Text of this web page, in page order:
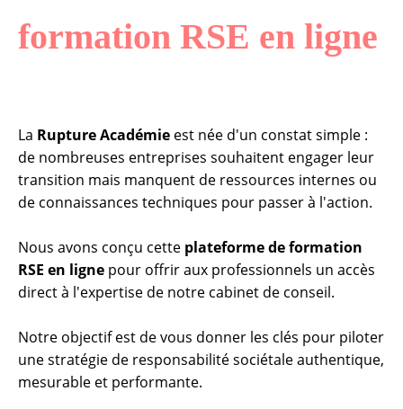
formation RSE en ligne
La Rupture Académie est née d'un constat simple :
de nombreuses entreprises souhaitent engager leur
transition mais manquent de ressources internes ou
de connaissances techniques pour passer à l'action.
Nous avons conçu cette plateforme de formation
RSE en ligne pour offrir aux professionnels un accès
direct à l'expertise de notre cabinet de conseil.
Notre objectif est de vous donner les clés pour piloter
une stratégie de responsabilité sociétale authentique,
mesurable et performante.